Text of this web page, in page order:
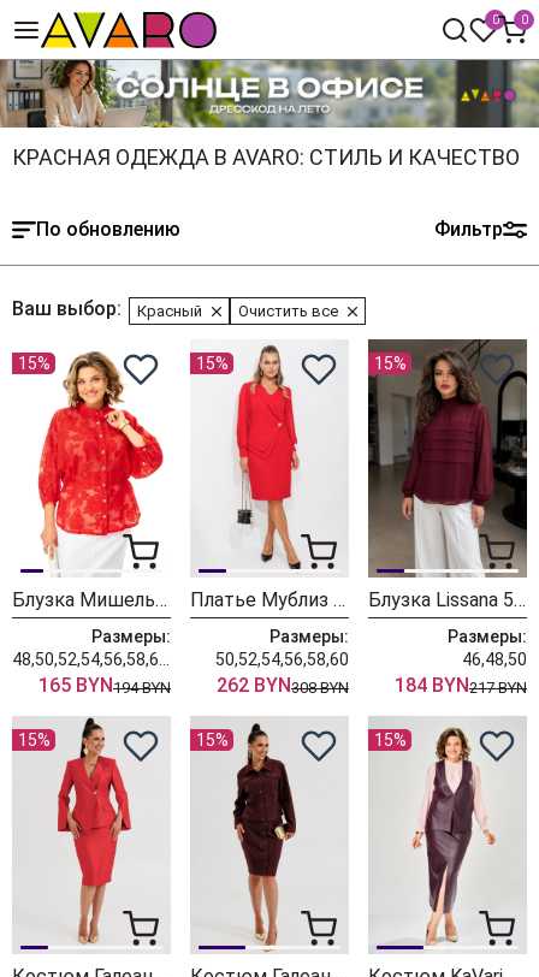
0 0
КРАСНАЯ ОДЕЖДА В AVARO: СТИЛЬ И КАЧЕСТВО
По обновлению Фильтр
Ваш выбор: Красный Очистить все
15%
Блузка Мишель Шик 802 красный
Размеры:
165 BYN194 BYN
15%
Платье Мублиз 342 красный
Размеры:
50,52,54,56,58,60
262 BYN308 BYN
15%
Блузка Lissana 5058 бургунди
Размеры:
46,48,50
184 BYN217 BYN
15% 15% 15%